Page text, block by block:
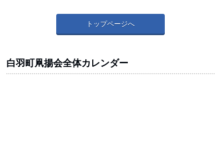
トップページへ
白羽町凧揚会全体カレンダー